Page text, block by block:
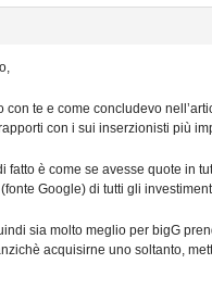
con te e come concludevo
con i sui inserzionisti più
fatto è come se avesse quote in
Google) di tutti gli
sia molto meglio per bigG
acquisirne uno soltanto,